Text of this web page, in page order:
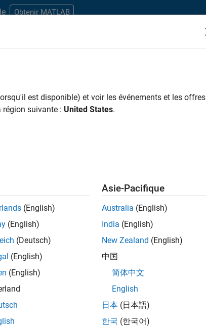
Obtenir MATLAB
problems
test
to improve
Partager le poste
Copier le lien E-mail
est disponible) et voir les événements et les offres
région suivante : United States.
(English)
(English)
(Deutsch)
(English)
(English)
Asie-Pacifique
Australia (English)
India (English)
New Zealand (English)
中国
简体中文
English
日本 (日本語)
한국 (한국어)